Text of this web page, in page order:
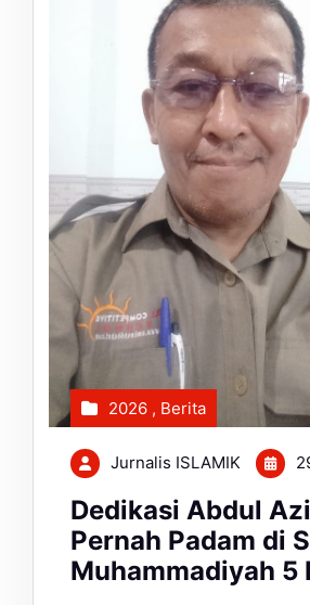
2026 , Berita
Jurnalis ISLAMIK
Dedikasi Abdul
Pernah Padam di
Muhammadiyah 5